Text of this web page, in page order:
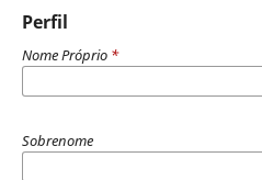
Perfil
Nome Próprio *
Sobrenome